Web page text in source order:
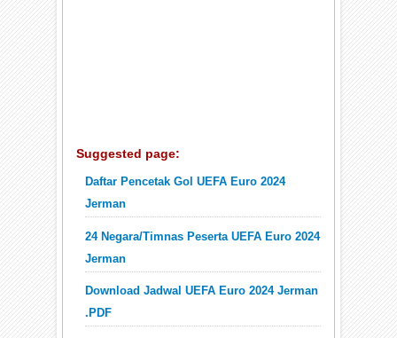
Suggested page:
Daftar Pencetak Gol UEFA Euro 2024
Jerman
24 Negara/Timnas Peserta UEFA Euro 2024
Jerman
Download Jadwal UEFA Euro 2024 Jerman
.PDF